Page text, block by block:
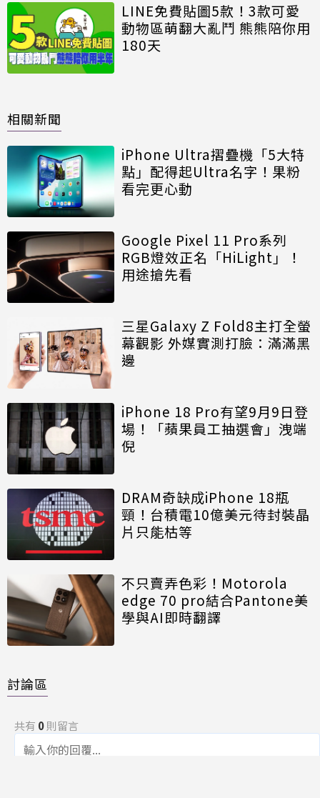
LINE免費貼圖5款！3款可愛
動物區萌翻大亂鬥 熊熊陪你用
180天
相關新聞
iPhone Ultra摺疊機「5大特
點」配得起Ultra名字！果粉
看完更心動
Google Pixel 11 Pro系列
RGB燈效正名「HiLight」！
用途搶先看
三星Galaxy Z Fold8主打全螢
幕觀影 外媒實測打臉：滿滿黑
邊
iPhone 18 Pro有望9月9日登
場！「蘋果員工抽選會」洩端
倪
DRAM奇缺成iPhone 18瓶
頸！台積電10億美元待封裝晶
片只能枯等
不只賣弄色彩！Motorola
edge 70 pro結合Pantone美
學與AI即時翻譯
討論區
共有 0則留言